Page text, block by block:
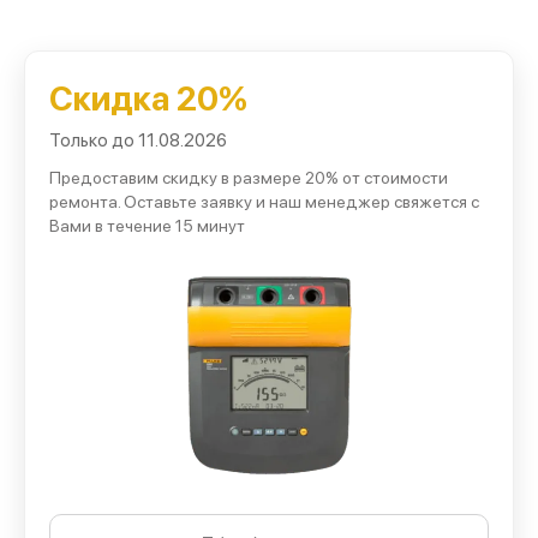
температурным источникам;
организуем ускоренное выполнение заказов для
согласовываем стоимость до начала восстановления;
предоставляем гарантию на детали и проведенные
Такой подход возвращает прибору корректные
измерения и устойчивую работу.
Работы, доступные в нашем сервисном
В перечень технических мероприятий входят:
Скидка 20%
Только до 11.08.2026
Предоставим скидку в размере 20% от стоимости
ремонта. Оставьте заявку и наш менеджер свяжется с
Вами в течение 15 минут